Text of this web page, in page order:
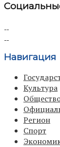
Навигация
Культура
Регион
Спорт